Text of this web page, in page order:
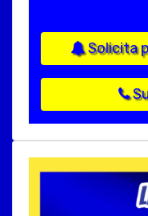
Solicita